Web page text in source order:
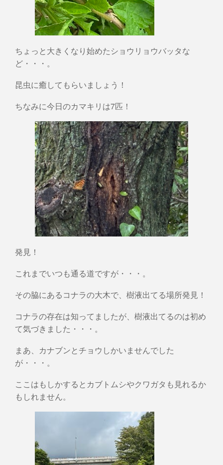
ちょっと大きくなり始めたショウリョウバッタな
ど・・・。
昆虫に癒してもらいましょう！
ちなみに今日のカマキリは7匹！
発見！
これまでいつも通る道ですが・・・。
その脇にあるコナラの大木で、樹液出てる場所発見！
コナラの存在は知ってましたが、樹液出てるのは初め
て気づきました・・・。
まあ、カナブンとチョウしかいませんでした
が・・・。
ここはもしかするとカブトムシやクワガタも見れるか
もしれません。